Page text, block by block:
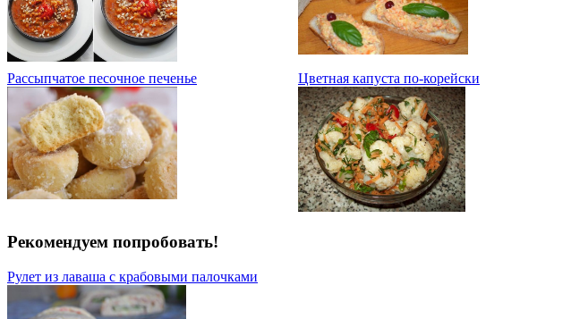
Рассыпчатое песочное печенье Цветная капуста по-корейски
Рекомендуем попробовать!
Рулет из лаваша с крабовыми палочками